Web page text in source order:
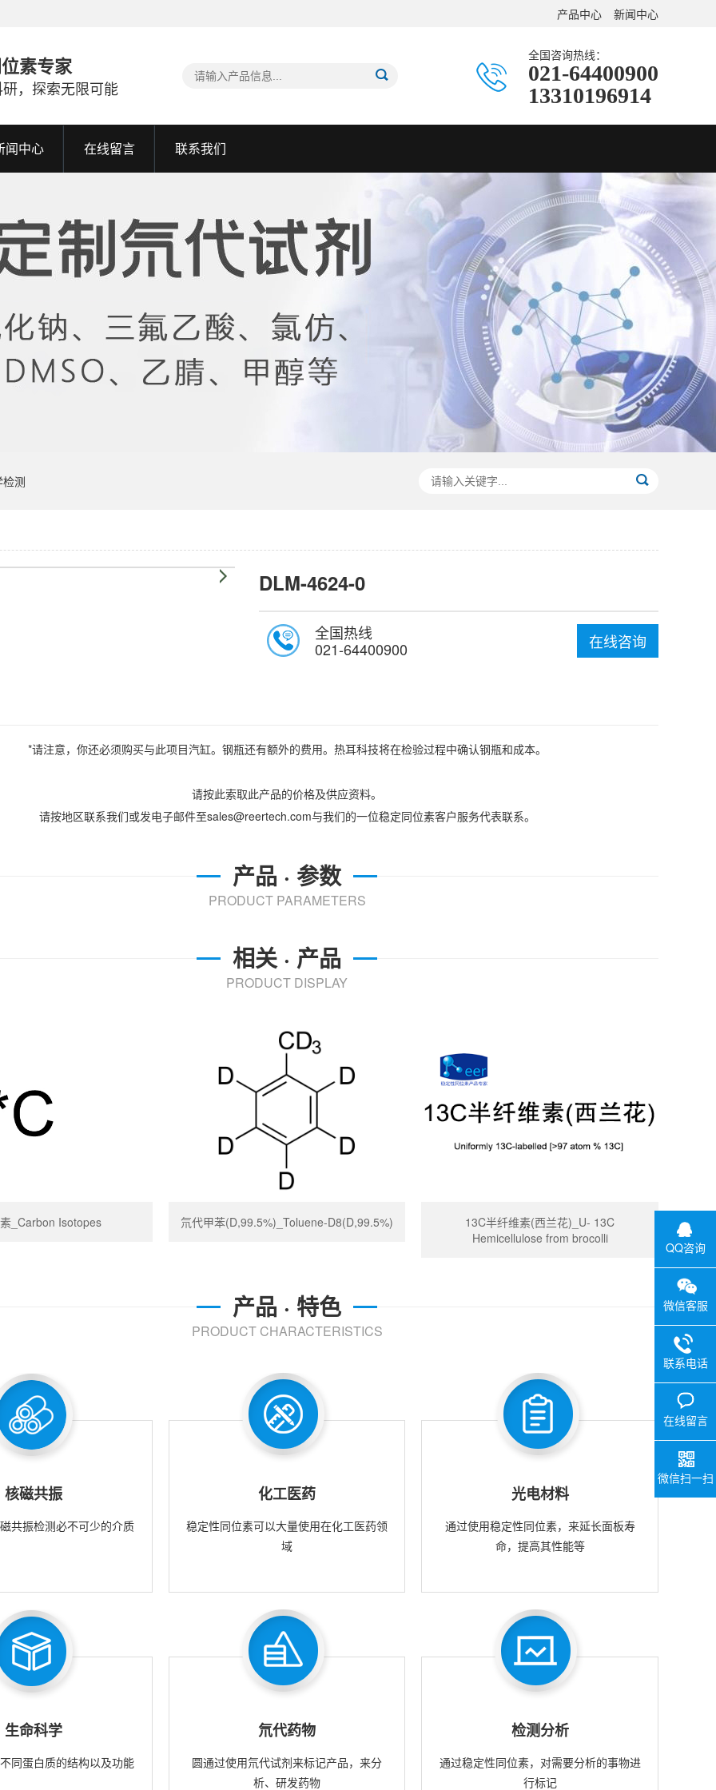
产品中心 新闻中心
素专家
，探索无限可能
全国咨询热线：
021-64400900
13310196914
闻中心 在线留言 联系我们
测
DLM-4624-0
在线咨询
全国热线
021-64400900
*请注意，你还必须购买与此项目汽缸。钢瓶还有额外的费用。热耳科技将在检验过程中确认钢瓶和成本。
请按此索取此产品的价格及供应资料。
请按地区联系我们或发电子邮件至sales@reertech.com与我们的一位稳定同位素客户服务代表联系。
产品 · 参数
PRODUCT PARAMETERS
相关 · 产品
PRODUCT DISPLAY
_Carbon Isotopes 氘代甲苯(D,99.5%)_Toluene-D8(D,99.5%)
13C半纤维素(西兰花)_U- 13C
Hemicellulose from brocolli
产品 · 特色
PRODUCT CHARACTERISTICS
核磁共振
共振检测必不可少的介质
化工医药
稳定性同位素可以大量使用在化工医药领
域
光电材料
通过使用稳定性同位素，来延长面板寿
命，提高其性能等
生命科学
同蛋白质的结构以及功能
氘代药物
圆通过使用氘代试剂来标记产品，来分
析、研发药物
检测分析
通过稳定性同位素，对需要分析的事物进
行标记
QQ咨询
微信客服
联系电话
在线留言
微信扫一扫